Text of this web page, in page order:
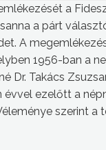
a
a párt
A
1956-ban a
Dr. Takács
ezelőtt a
szerint